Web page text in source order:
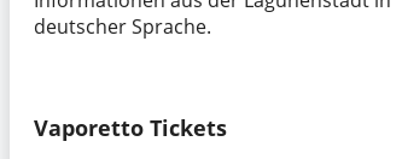
deutscher Sprache.
Vaporetto Tickets